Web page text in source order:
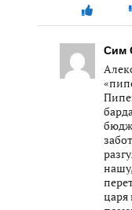
Сим
царя